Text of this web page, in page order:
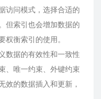
访问模式，选择合适的
但索引也会增加数据的
权衡索引的使用。
数据的有效性和一致性
、唯一约束、外键约束
效的数据插入和更新，